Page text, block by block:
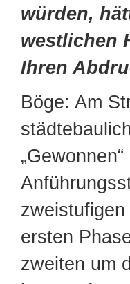
würden,
westlichen
Ihren
Böge: Am
ersten
zweiten um